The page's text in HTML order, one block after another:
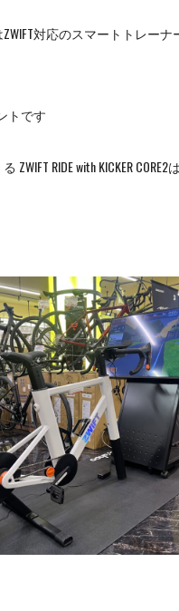
対応のスマートトレー
トです
ZWIFT RIDE with KICKER CORE2は